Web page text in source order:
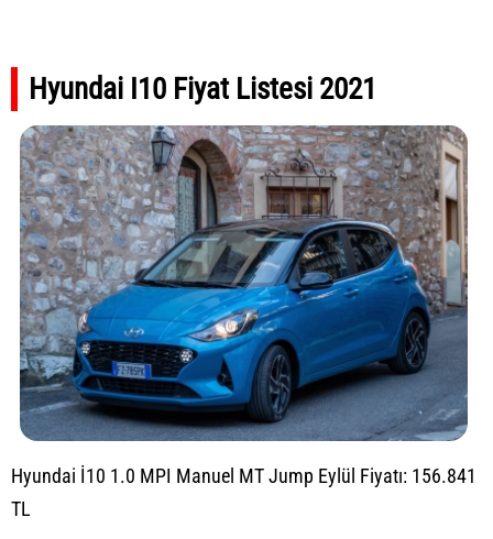
Hyundai I10 Fiyat Listesi 2021
Hyundai İ10 1.0 MPI Manuel MT Jump Eylül Fiyatı: 156.841
TL